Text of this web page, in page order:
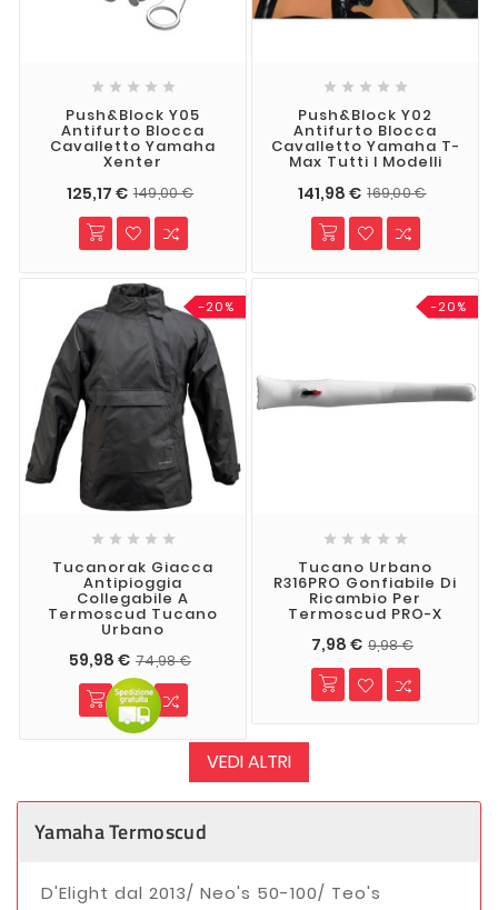
    
Push&Block Y05
Antifurto Blocca
Cavalletto Yamaha
Xenter
125,17 € 149,00 €
    
Push&Block Y02
Antifurto Blocca
Cavalletto Yamaha T-
Max Tutti I Modelli
141,98 € 169,00 €
-20%
    
Tucanorak Giacca
Antipioggia
Collegabile A
Termoscud Tucano
Urbano
59,98 € 74,98 €
-20%
    
Tucano Urbano
R316PRO Gonfiabile Di
Ricambio Per
Termoscud PRO-X
7,98 € 9,98 €
VEDI ALTRI
Yamaha Termoscud
D'Elight dal 2013/ Neo's 50-100/ Teo's